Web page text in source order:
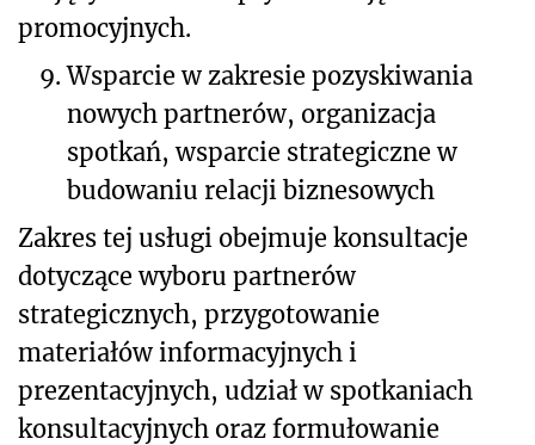
promocyjnych.
9. Wsparcie w zakresie pozyskiwania
nowych partnerów, organizacja
spotkań, wsparcie strategiczne w
budowaniu relacji biznesowych
Zakres tej usługi obejmuje konsultacje
dotyczące wyboru partnerów
strategicznych, przygotowanie
materiałów informacyjnych i
prezentacyjnych, udział w spotkaniach
konsultacyjnych oraz formułowanie